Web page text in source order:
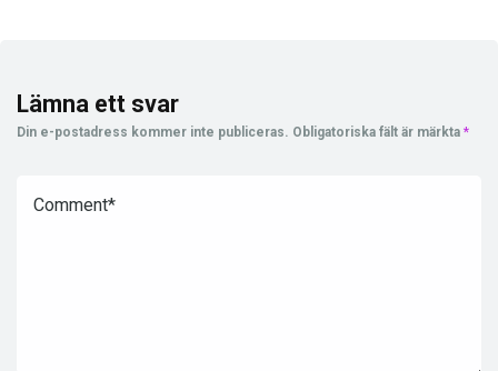
Lämna ett svar
Din e-postadress kommer inte publiceras. Obligatoriska fält är märkta *